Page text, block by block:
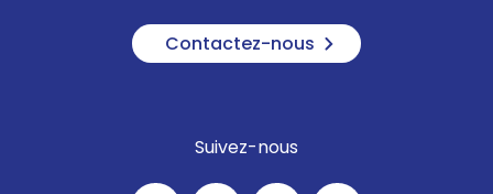
Contactez-nous
Suivez-nous